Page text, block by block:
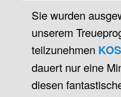
Sie wurden
unserem
teilzunehmen
dauert nur eine
diesen